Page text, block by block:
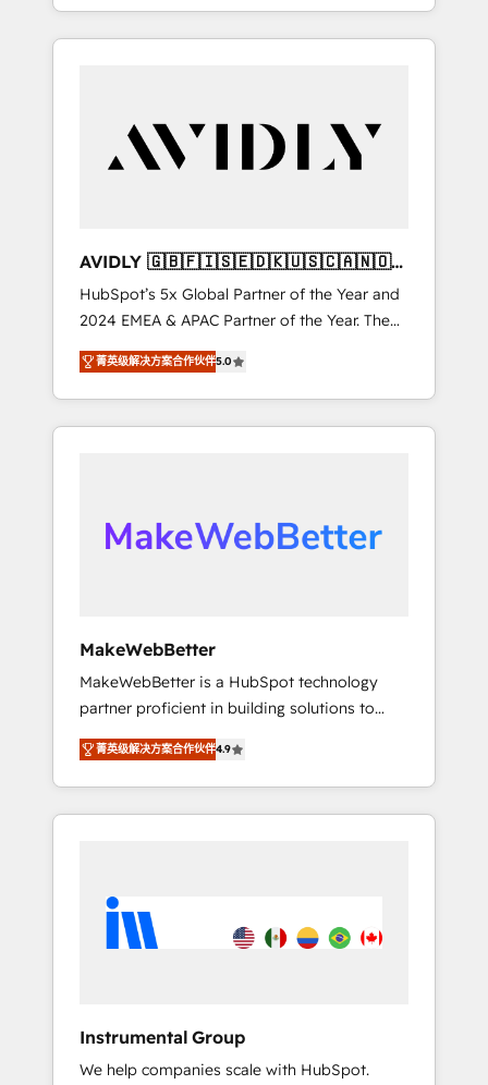
specialize in both strategic RevOps planning
and hands-on technical execution - building
Services - Managed IT (MSP) - Franchises -
Professional Services - And more! How we
Custom integrations and workflow
automation ✔️ User adoption programs,
training, and enablement Through project-
based engagements and ongoing RevOps
partnerships, we guide organizations through
the revenue maturity model - delivering the
right improvements at the right time so
AVIDLY 🇬🇧🇫🇮🇸🇪🇩🇰🇺🇸🇨🇦🇳🇴
🇩🇪🇦🇺🇳🇿
HubSpot’s 5x Global Partner of the Year and
2024 EMEA & APAC Partner of the Year. The
world’s most experienced and fully
accredited HubSpot Solutions Partner. 🚀
With 2,750+ HubSpot projects delivered and
370+ specialists across EMEA, APAC and NAM,
automation, we turn complexity into clarity,
human at global scale. 🏆 HubSpot’s CEO
菁英级解决方案合作伙伴5.0
MakeWebBetter
MakeWebBetter is a HubSpot technology
partner proficient in building solutions to
maximize the operational efficiency of
HubSpot. The fastest-growing tech-enabler &
facilitator, MakeWebBetter, hands you the
blend of HubSpot expertise & eminent
HubSpot experience 🤝HubSpot Premier
Integration partner 🤝Google Premier Partner
Harnessing the full potential of the powerful
HubSpot CRM. ✔️A team of HubSpot experts
菁英级解决方案合作伙伴4.9
Instrumental Group
We help companies scale with HubSpot.